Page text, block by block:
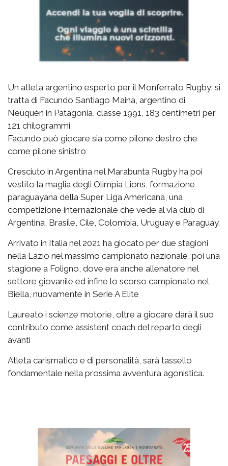
Un atleta argentino esperto per il Monferrato Rugby: si
tratta di Facundo Santiago Maina, argentino di
Neuquén in Patagonia, classe 1991, 183 centimetri per
121 chilogrammi.
Facundo può giocare sia come pilone destro che
come pilone sinistro
Cresciuto in Argentina nel Marabunta Rugby ha poi
vestito la maglia degli Olimpia Lions, formazione
paraguayana della Super Liga Americana, una
competizione internazionale che vede al via club di
Argentina, Brasile, Cile, Colombia, Uruguay e Paraguay.
Arrivato in Italia nel 2021 ha giocato per due stagioni
nella Lazio nel massimo campionato nazionale, poi una
stagione a Foligno, dove era anche allenatore nel
settore giovanile ed infine lo scorso campionato nel
Biella, nuovamente in Serie A Elite
Laureato i scienze motorie, oltre a giocare darà il suo
contributo come assistent coach del reparto degli
avanti
Atleta carismatico e di personalità, sarà tassello
fondamentale nella prossima avventura agonistica.